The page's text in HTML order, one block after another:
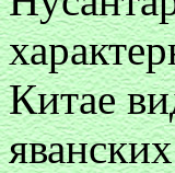
Китае